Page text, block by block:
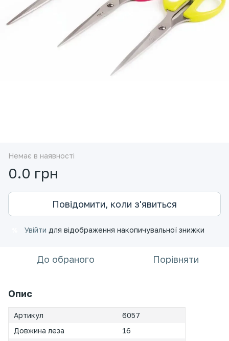
Немає в наявності
0.0 грн
Повідомити, коли з'явиться
Увійти для відображення накопичувальної знижки
До обраного Порівняти
Опис
Артикул
6057
Довжина леза
16